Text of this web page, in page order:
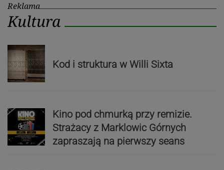
Reklama
Kultura
Kod i struktura w Willi Sixta
Kino pod chmurką przy remizie.
Strażacy z Marklowic Górnych
zapraszają na pierwszy seans